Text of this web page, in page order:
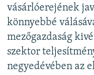
vásárlóerejének
könnyebbé
mezőgazdaság
szektor
negyedévében az